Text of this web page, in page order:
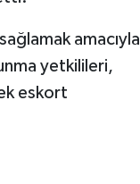
amacıyla
yetkilileri,
eskort